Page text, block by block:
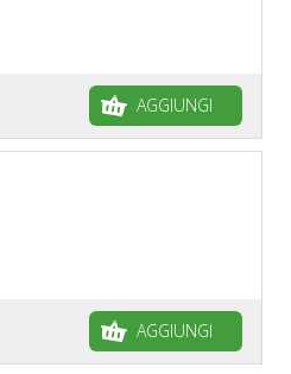
AGGIUNGI
AGGIUNGI